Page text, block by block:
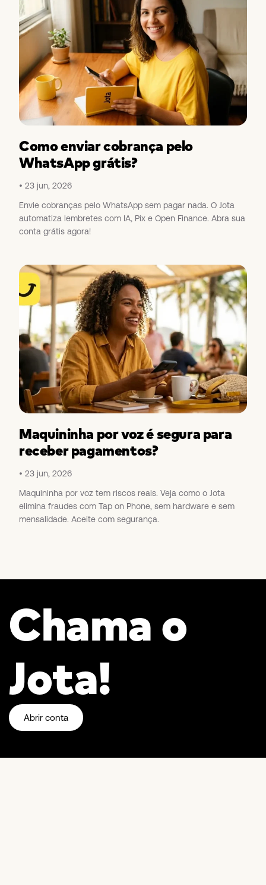
Como enviar cobrança pelo
WhatsApp grátis?
23 jun, 2026
Envie cobranças pelo WhatsApp sem pagar nada. O Jota
automatiza lembretes com IA, Pix e Open Finance. Abra sua
conta grátis agora!
Maquininha por voz é segura para
receber pagamentos?
23 jun, 2026
Maquininha por voz tem riscos reais. Veja como o Jota
elimina fraudes com Tap on Phone, sem hardware e sem
mensalidade. Aceite com segurança.
Chama o
Jota!
Abrir conta